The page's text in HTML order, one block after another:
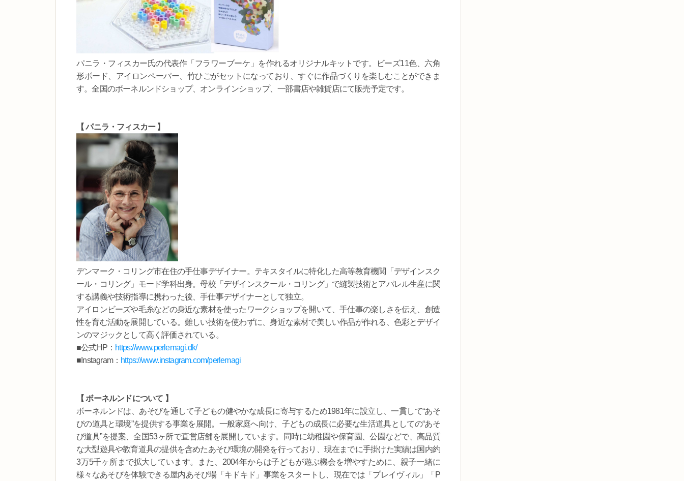
パニラ・フィスカー氏の代表作「フラワーブーケ」を作れるオリジナルキットです。ビーズ11色、六角
形ボード、アイロンペーパー、竹ひごがセットになっており、すぐに作品づくりを楽しむことができま
す。全国のボーネルンドショップ、オンラインショップ、一部書店や雑貨店にて販売予定です。
【 パニラ・フィスカー 】
デンマーク・コリング市在住の手仕事デザイナー。テキスタイルに特化した高等教育機関「デザインスク
ール・コリング」モード学科出身。母校「デザインスクール・コリング」で縫製技術とアパレル生産に関
する講義や技術指導に携わった後、手仕事デザイナーとして独立。
アイロンビーズや毛糸などの身近な素材を使ったワークショップを開いて、手仕事の楽しさを伝え、創造
性を育む活動を展開している。難しい技術を使わずに、身近な素材で美しい作品が作れる、色彩とデザイ
ンのマジックとして高く評価されている。
■公式HP： https://www.perlemagi.dk/
■Instagram： https://www.instagram.com/perlemagi
【 ボーネルンドについて 】
ボーネルンドは、あそびを通して子どもの健やかな成長に寄与するため1981年に設立し、一貫して“あそ
びの道具と環境”を提供する事業を展開。一般家庭へ向け、子どもの成長に必要な生活道具としての“あそ
び道具”を提案、全国53ヶ所で直営店舗を展開しています。同時に幼稚園や保育園、公園などで、高品質
な大型遊具や教育道具の提供を含めたあそび環境の開発を行っており、現在までに手掛けた実績は国内約
3万5千ヶ所まで拡大しています。また、2004年からは子どもが遊ぶ機会を増やすために、親子一緒に
様々なあそびを体験できる屋内あそび場「キドキド」事業をスタートし、現在では「プレイヴィル」「P